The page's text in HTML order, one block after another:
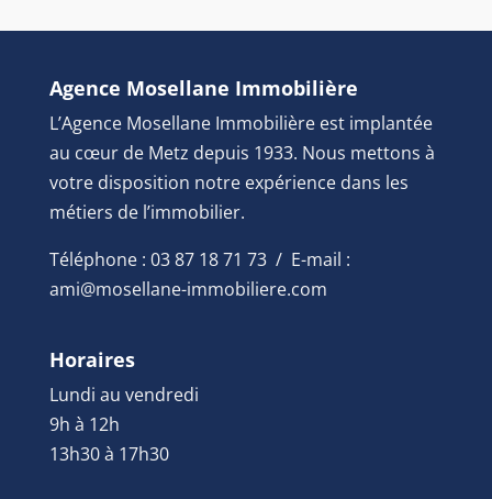
Agence Mosellane Immobilière
L’Agence Mosellane Immobilière est implantée
au cœur de Metz depuis 1933. Nous mettons à
votre disposition notre expérience dans les
métiers de l’immobilier.
Téléphone : 03 87 18 71 73 / E-mail :
ami@mosellane-immobiliere.com
Horaires
Lundi au vendredi
9h à 12h
13h30 à 17h30